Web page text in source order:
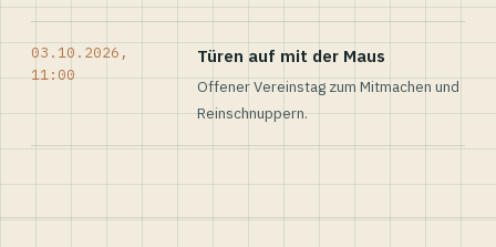
03.10.2026,
11:00
Türen auf mit der Maus
Offener Vereinstag zum Mitmachen und
Reinschnuppern.